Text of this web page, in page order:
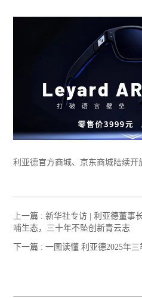
利亚德官方商城、京东商城陆续开
上一篇 :新华社专访 | 利亚德董事
哺生态，三十年不坠创新青云志
下一篇 :一图读懂 利亚德2025年